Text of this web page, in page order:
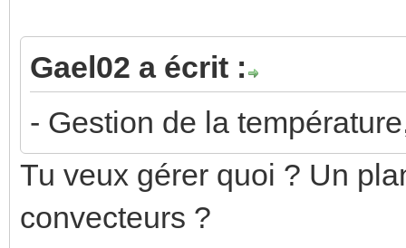
Gael02 a écrit :
- Gestion de la
Tu veux gérer quoi ? Un
convecteurs ?